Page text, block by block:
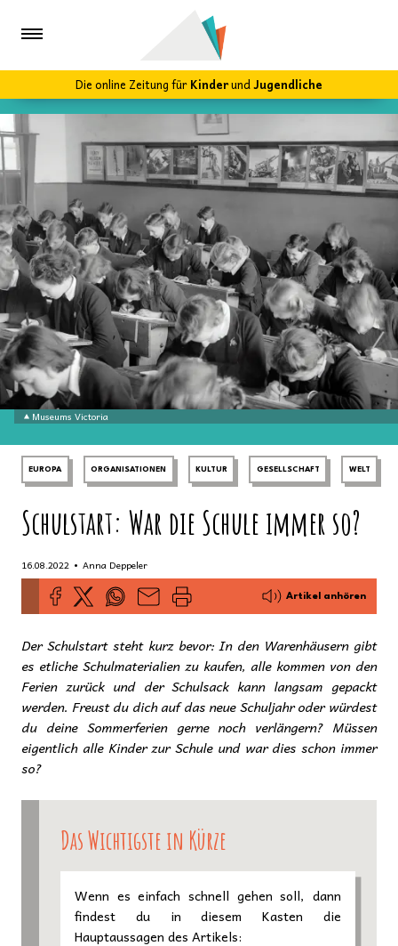
Die online Zeitung fürKinderundJugendliche
Museums Victoria
EUROPA ORGANISATIONEN KULTUR GESELLSCHAFT WELT
Schulstart: War die Schule immer so?
16.08.2022 • Anna Deppeler
Artikel anhören
Der Schulstart steht kurz bevor: In den Warenhäusern gibt
es etliche Schulmaterialien zu kaufen, alle kommen von den
Ferien zurück und der Schulsack kann langsam gepackt
werden. Freust du dich auf das neue Schuljahr oder würdest
du deine Sommerferien gerne noch verlängern? Müssen
eigentlich alle Kinder zur Schule und war dies schon immer
so?
Das Wichtigste in Kürze
Wenn es einfach schnell gehen soll, dann
findest du in diesem Kasten die
Hauptaussagen des Artikels: